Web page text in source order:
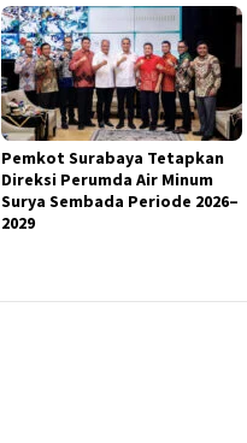
Pemkot Surabaya Tetapkan
Direksi Perumda Air Minum
Surya Sembada Periode 2026–
2029